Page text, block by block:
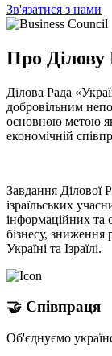
Зв'язатися з нами
Про Ділову
Ділова Рада
добровільним
основною метою
економічній
Завдання Ділової
ізраїльських
інформаційних та
бізнесу, зниження
Україні та Ізраїлі.
🤝 Співпраця
Об'єднуємо